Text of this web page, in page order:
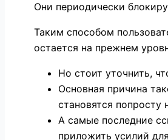
Они периодически
Таким способом
остается на прежнем
Но стоит уточнить,
Основная причина
становятся
А самые последние
приложить усилий